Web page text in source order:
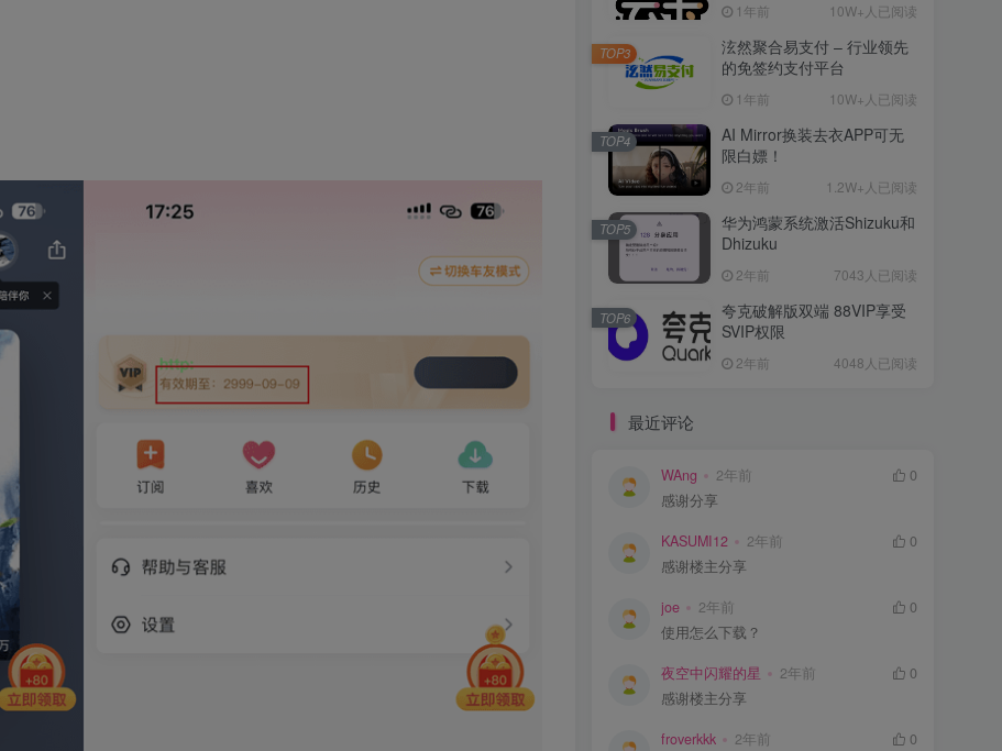
1年前 10W+人已阅读
泫然聚合易支付 – 行业领先
的免签约支付平台
1年前 10W+人已阅读
TOP3
AI Mirror换装去衣APP可无
限白嫖！
2年前 1.2W+人已阅读
TOP4
华为鸿蒙系统激活Shizuku和
Dhizuku
2年前 7043人已阅读
TOP5
夸克破解版双端 88VIP享受
SVIP权限
2年前 4048人已阅读
TOP6
最近评论
WAng 2年前
0
感谢分享
KASUMI12 2年前
0
感谢楼主分享
joe 2年前
0
使用怎么下载？
夜空中闪耀的星 2年前
0
感谢楼主分享
froverkkk 2年前
0